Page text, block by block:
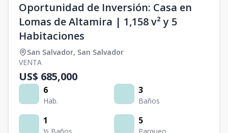
Oportunidad de Inversión: Casa en
Lomas de Altamira | 1,158 v² y 5
Habitaciones
San Salvador, San Salvador
VENTA
US$ 685,000
6
Hab.
3
Baños
1 5